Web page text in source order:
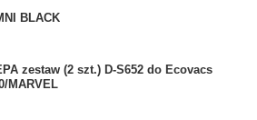
BLACK
zestaw (2 szt.) D-S652 do Ecovacs
MARVEL